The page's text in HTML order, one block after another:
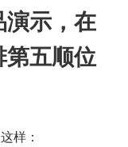
示，在
五顺位
样：